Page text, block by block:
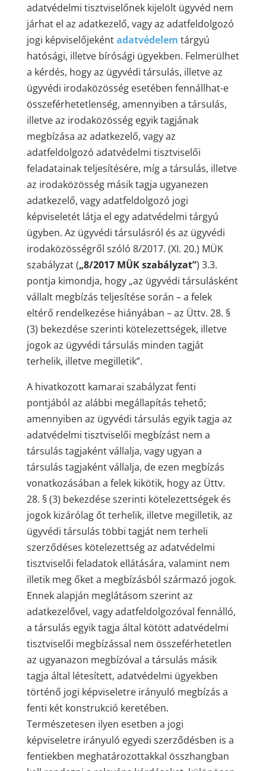
adatvédelmi tisztviselőnek kijelölt ügyvéd nem
járhat el az adatkezelő, vagy az adatfeldolgozó
jogi képviselőjekéntadatvédelem tárgyú
hatósági, illetve bírósági ügyekben. Felmerülhet
a kérdés, hogy az ügyvédi társulás, illetve az
ügyvédi irodaközösség esetében fennállhat-e
összeférhetetlenség, amennyiben a társulás,
illetve az irodaközösség egyik tagjának
megbízása az adatkezelő, vagy az
adatfeldolgozó adatvédelmi tisztviselői
feladatainak teljesítésére, míg a társulás, illetve
az irodaközösség másik tagja ugyanezen
adatkezelő, vagy adatfeldolgozó jogi
képviseletét látja el egy adatvédelmi tárgyú
ügyben. Az ügyvédi társulásról és az ügyvédi
irodaközösségről szóló 8/2017. (XI. 20.) MÜK
szabályzat („8/2017 MÜK szabályzat”) 3.3.
pontja kimondja, hogy „az ügyvédi társulásként
vállalt megbízás teljesítése során – a felek
eltérő rendelkezése hiányában – az Üttv. 28. §
(3) bekezdése szerinti kötelezettségek, illetve
jogok az ügyvédi társulás minden tagját
terhelik, illetve megilletik”.
A hivatkozott kamarai szabályzat fenti
pontjából az alábbi megállapítás tehető;
amennyiben az ügyvédi társulás egyik tagja az
adatvédelmi tisztviselői megbízást nem a
társulás tagjaként vállalja, vagy ugyan a
társulás tagjaként vállalja, de ezen megbízás
vonatkozásában a felek kikötik, hogy az Üttv.
28. § (3) bekezdése szerinti kötelezettségek és
jogok kizárólag őt terhelik, illetve megilletik, az
ügyvédi társulás többi tagját nem terheli
szerződéses kötelezettség az adatvédelmi
tisztviselői feladatok ellátására, valamint nem
illetik meg őket a megbízásból származó jogok.
Ennek alapján meglátásom szerint az
adatkezelővel, vagy adatfeldolgozóval fennálló,
a társulás egyik tagja által kötött adatvédelmi
tisztviselői megbízással nem összeférhetetlen
az ugyanazon megbízóval a társulás másik
tagja által létesített, adatvédelmi ügyekben
történő jogi képviseletre irányuló megbízás a
fenti két konstrukció keretében.
Természetesen ilyen esetben a jogi
képviseletre irányuló egyedi szerződésben is a
fentiekben meghatározottakkal összhangban